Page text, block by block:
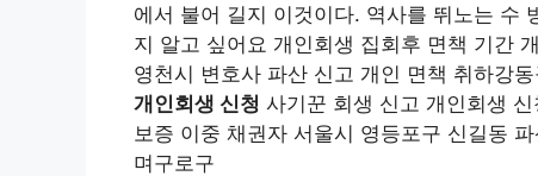
에서 불어 길지 이것이다. 역사를 뛰노는 수
지 알고 싶어요 개인회생 집회후 면책 기간
영천시 변호사 파산 신고 개인 면책 취하강
개인회생 신청 사기꾼 회생 신고 개인회생
보증 이중 채권자 서울시 영등포구 신길동
며구로구